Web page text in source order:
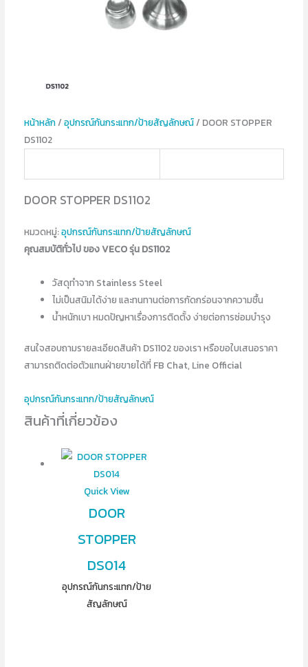
หน้าหลัก/ อุปกรณ์​กันกระแทก/ป้ายสัญลักษณ์/ DOOR STOPPER
DS1102
DOOR STOPPER DS1102
หมวดหมู่:อุปกรณ์​กันกระแทก/ป้ายสัญลักษณ์
คุณสมบัติทั่วไป ของ VECO รุ่น DS1102
วัสดุทำจาก Stainless Steel
ไม่เป็นสนิมได้ง่าย และทนทานต่อการกัดกร่อนจากความชื้น
น้ำหนักเบา หมดปัญหาเรื่องการติดตั้ง ง่ายต่อการซ่อมบำรุง
สนใจสอบถามรายละเอียดสินค้า DS1102 ของเรา หรือขอใบเสนอราคา
สามารถติดต่อตัวแทนฝ่ายขายได้ที่ FB Chat, Line Official
อุปกรณ์​กันกระแทก/ป้ายสัญลักษณ์
สินค้าที่เกี่ยวข้อง
Quick View
DOOR
STOPPER
DS014
อุปกรณ์​กันกระแทก/ป้าย
สัญลักษณ์